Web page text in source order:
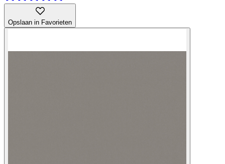
Opslaan in Favorieten